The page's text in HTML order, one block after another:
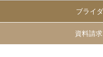
ブライ
資料請